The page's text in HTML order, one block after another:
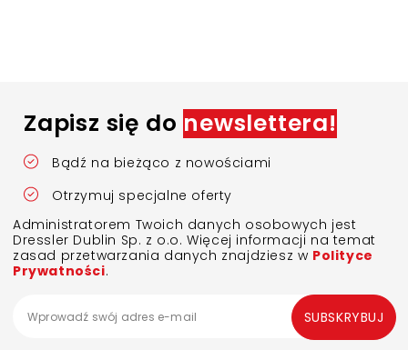
Zapisz się do newslettera!
Bądź na bieżąco z nowościami
Otrzymuj specjalne oferty
Administratorem Twoich danych osobowych jest
Dressler Dublin Sp. z o.o. Więcej informacji na temat
zasad przetwarzania danych znajdziesz w Polityce
Prywatności.
SUBSKRYBUJ